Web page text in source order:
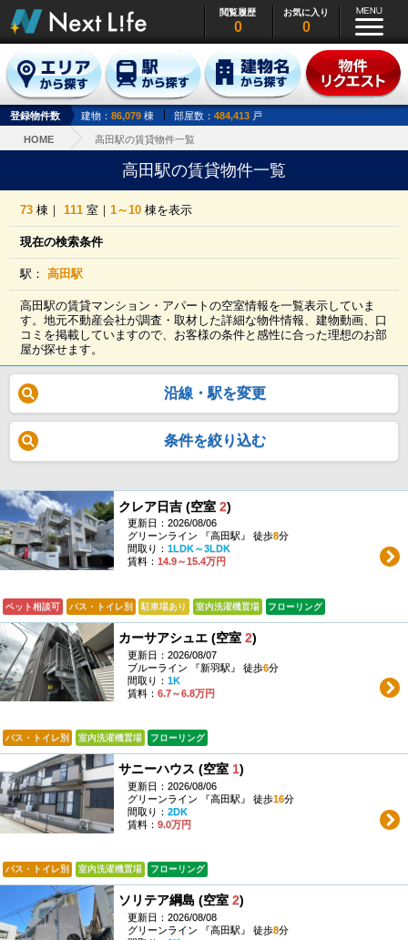
閲覧履歴
0
お気に入り
0
登録物件数 建物： 86,079 棟 部屋数： 484,413 戸
HOME 高田駅の賃貸物件一覧
高田駅の賃貸物件一覧
73 棟｜111 室｜1～10 棟を表示
現在の検索条件
駅：高田駅
高田駅の賃貸マンション・アパートの空室情報を一覧表示していま
す。地元不動産会社が調査・取材した詳細な物件情報、建物動画、口
コミを掲載していますので、お客様の条件と感性に合った理想のお部
屋が探せます。
沿線・駅を変更
条件を絞り込む
クレア日吉 (空室 2)
更新日：2026/08/06
グリーンライン 『高田駅』 徒歩8分
間取り： 1LDK～3LDK
賃料： 14.9～15.4万円
ペット相談可 バス・トイレ別 駐車場あり 室内洗濯機置場 フローリング
カーサアシュエ (空室 2)
更新日：2026/08/07
ブルーライン 『新羽駅』 徒歩6分
間取り： 1K
賃料： 6.7～6.8万円
バス・トイレ別 室内洗濯機置場 フローリング
サニーハウス (空室 1)
更新日：2026/08/06
グリーンライン 『高田駅』 徒歩16分
間取り： 2DK
賃料： 9.0万円
バス・トイレ別 室内洗濯機置場 フローリング
ソリテア綱島 (空室 2)
更新日：2026/08/08
グリーンライン 『高田駅』 徒歩8分